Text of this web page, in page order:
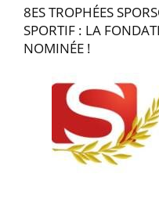
8ES TROPHÉES
SPORTIF : LA
NOMINÉE !